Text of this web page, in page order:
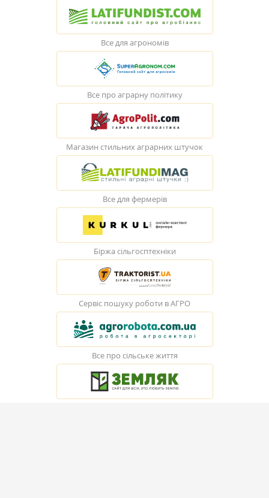
Все для агрономів
Все про аграрну політику
Магазин стильних аграрних штучок
Все для фермерів
Біржа сільгосптехніки
Сервіс пошуку роботи в АГРО
Все про сільське життя